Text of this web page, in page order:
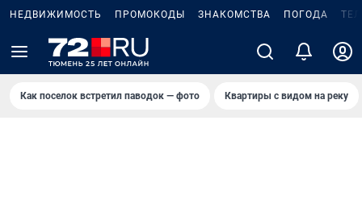
НЕДВИЖИМОСТЬ ПРОМОКОДЫ ЗНАКОМСТВА ПОГОДА
Как поселок встретил паводок — фото Квартиры с видом на реку